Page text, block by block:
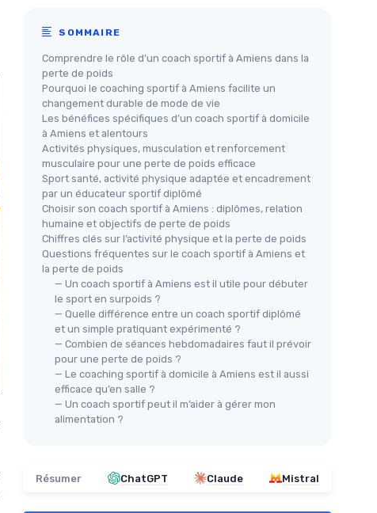
SOMMAIRE
Comprendre le rôle d’un coach sportif à Amiens dans la
perte de poids
Pourquoi le coaching sportif à Amiens facilite un
changement durable de mode de vie
Les bénéfices spécifiques d’un coach sportif à domicile
à Amiens et alentours
Activités physiques, musculation et renforcement
musculaire pour une perte de poids efficace
Sport santé, activité physique adaptée et encadrement
par un éducateur sportif diplômé
Choisir son coach sportif à Amiens : diplômes, relation
humaine et objectifs de perte de poids
Chiffres clés sur l’activité physique et la perte de poids
Questions fréquentes sur le coach sportif à Amiens et
la perte de poids
— Un coach sportif à Amiens est il utile pour débuter
le sport en surpoids ?
— Quelle différence entre un coach sportif diplômé
et un simple pratiquant expérimenté ?
— Combien de séances hebdomadaires faut il prévoir
pour une perte de poids ?
— Le coaching sportif à domicile à Amiens est il aussi
efficace qu’en salle ?
— Un coach sportif peut il m’aider à gérer mon
alimentation ?
Résumer ChatGPT Claude Mistral